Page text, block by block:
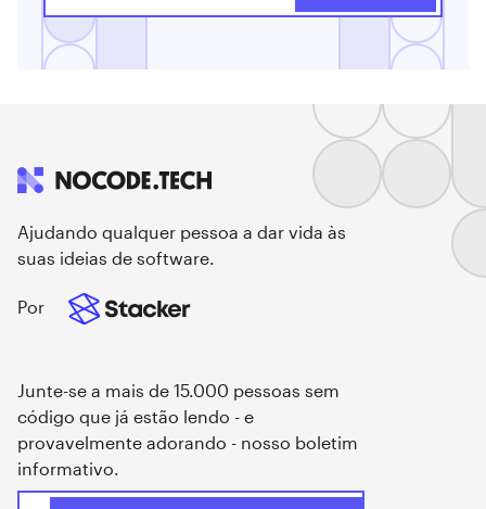
Ajudando qualquer pessoa a dar vida às
suas ideias de software.
Por
Junte-se a mais de 15.000 pessoas sem
código que já estão lendo - e
provavelmente adorando - nosso boletim
informativo.